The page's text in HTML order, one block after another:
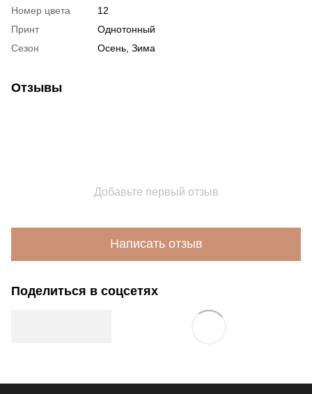
Номер цвета
12
Принт
Однотонный
Сезон
Осень, Зима
Отзывы
Добавьте первый отзыв
Написать отзыв
Поделиться в соцсетях